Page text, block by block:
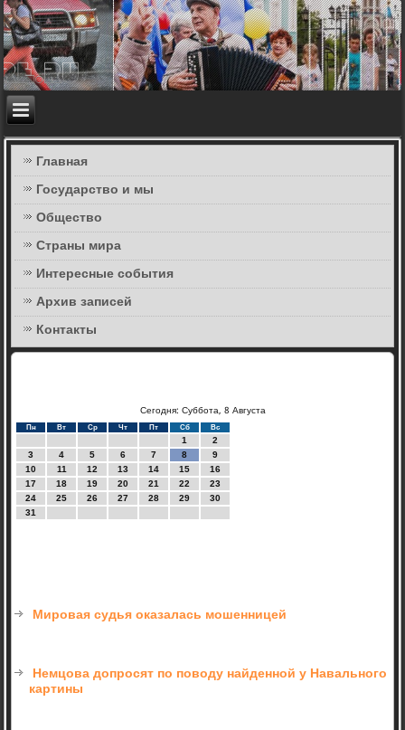
Главная
Государство и мы
Общество
Страны мира
Интересные события
Архив записей
Контакты
Сегодня: Суббота, 8 Августа
Пн Вт Ср Чт Пт Сб Вс
1
2
3
4 5 6 7 8
9
10
11 12 13 14 15
16
17
18 19 20 21 22
23
24
25 26 27 28 29
30
31
Мировая судья оказалась мошенницей
Немцова допросят по поводу найденной у Навального
картины